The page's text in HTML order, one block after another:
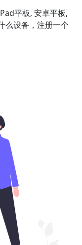
平板, 安卓平板,
么设备，注册一个